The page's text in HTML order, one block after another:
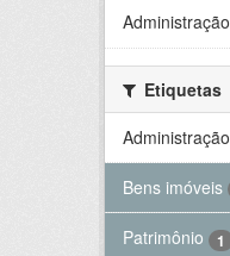
Administração
Etiquetas
Administração
Bens imóveis
Patrimônio 1